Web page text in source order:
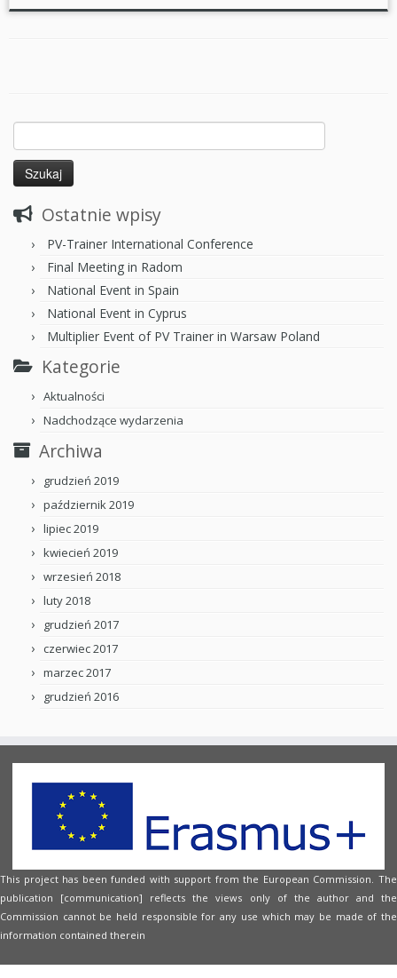
Ostatnie wpisy
PV-Trainer International Conference
Final Meeting in Radom
National Event in Spain
National Event in Cyprus
Multiplier Event of PV Trainer in Warsaw Poland
Kategorie
Aktualności
Nadchodzące wydarzenia
Archiwa
grudzień 2019
październik 2019
lipiec 2019
kwiecień 2019
wrzesień 2018
luty 2018
grudzień 2017
czerwiec 2017
marzec 2017
grudzień 2016
This project has been funded with support from the European Commission. The
publication [communication] reflects the views only of the author and the
Commission cannot be held responsible for any use which may be made of the
information contained therein